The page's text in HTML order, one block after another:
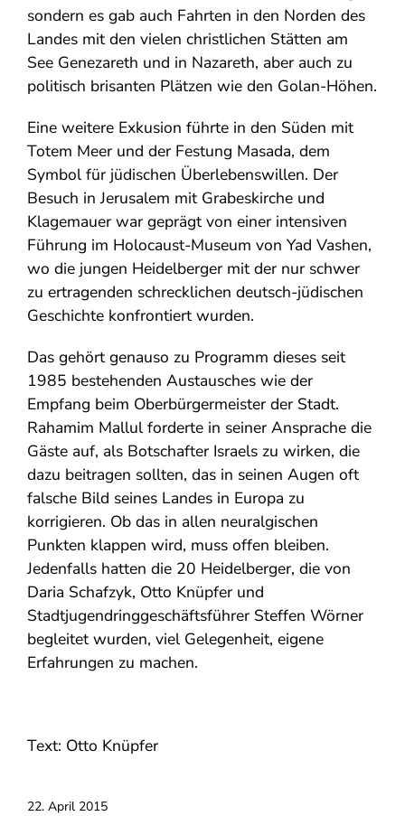
sondern es gab auch Fahrten in den Norden des
Landes mit den vielen christlichen Stätten am
See Genezareth und in Nazareth, aber auch zu
politisch brisanten Plätzen wie den Golan-Höhen.
Eine weitere Exkusion führte in den Süden mit
Totem Meer und der Festung Masada, dem
Symbol für jüdischen Überlebenswillen. Der
Besuch in Jerusalem mit Grabeskirche und
Klagemauer war geprägt von einer intensiven
Führung im Holocaust-Museum von Yad Vashen,
wo die jungen Heidelberger mit der nur schwer
zu ertragenden schrecklichen deutsch-jüdischen
Geschichte konfrontiert wurden.
Das gehört genauso zu Programm dieses seit
1985 bestehenden Austausches wie der
Empfang beim Oberbürgermeister der Stadt.
Rahamim Mallul forderte in seiner Ansprache die
Gäste auf, als Botschafter Israels zu wirken, die
dazu beitragen sollten, das in seinen Augen oft
falsche Bild seines Landes in Europa zu
korrigieren. Ob das in allen neuralgischen
Punkten klappen wird, muss offen bleiben.
Jedenfalls hatten die 20 Heidelberger, die von
Daria Schafzyk, Otto Knüpfer und
Stadtjugendringgeschäftsführer Steffen Wörner
begleitet wurden, viel Gelegenheit, eigene
Erfahrungen zu machen.
Text: Otto Knüpfer
22. April 2015